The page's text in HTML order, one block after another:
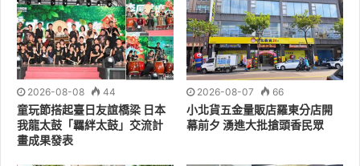
2026-08-08 44
童玩節搭起臺日友誼橋梁 日本
我龍太鼓「羈絆太鼓」交流計
畫成果發表
2026-08-07 66
小北貨五金量販店羅東分店開
幕前夕 湧進大批搶頭香民眾